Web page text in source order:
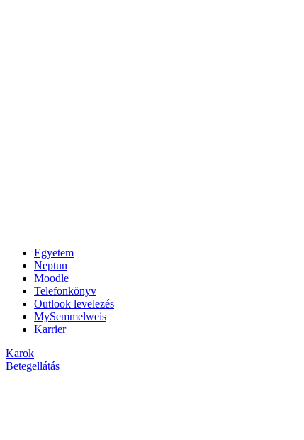
Egyetem
Neptun
Moodle
Telefonkönyv
Outlook levelezés
MySemmelweis
Karrier
Karok
Betegellátás